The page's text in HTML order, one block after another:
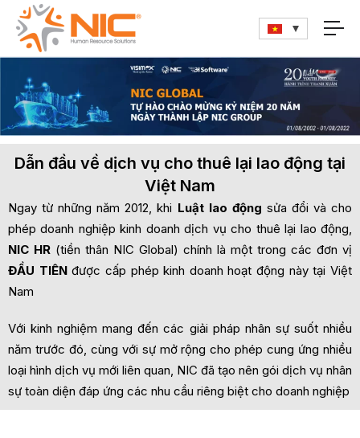
Dẫn đầu về dịch vụ cho thuê lại lao động tại
Việt Nam
Ngay từ những năm 2012, khi Luật lao động sửa đổi và cho
phép doanh nghiệp kinh doanh dịch vụ cho thuê lại lao động,
NIC HR (tiền thân NIC Global) chính là một trong các đơn vị
ĐẦU TIÊNđược cấp phép kinh doanh hoạt động này tại Việt
Nam
Với kinh nghiệm mang đến các giải pháp nhân sự suốt nhiều
năm trước đó, cùng với sự mở rộng cho phép cung ứng nhiều
loại hình dịch vụ mới liên quan, NIC đã tạo nên gói dịch vụ nhân
sự toàn diện đáp ứng các nhu cầu riêng biệt cho doanh nghiệp